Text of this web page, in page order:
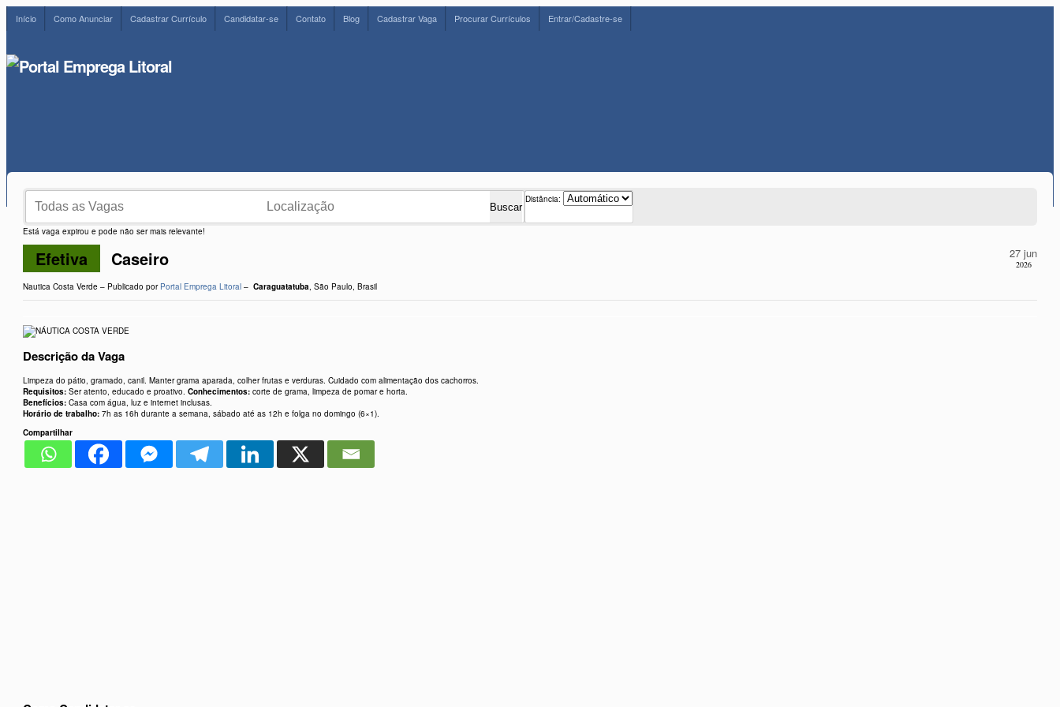
Início Como Anunciar Cadastrar Currículo Candidatar-se Contato Blog Entrar/Cadastre-se
Procurar Currículos
Cadastrar Vaga
Buscar
Distância:
Está vaga expirou e pode não ser mais relevante!
27 jun
2026
Efetiva Caseiro
Nautica Costa Verde – Publicado por Portal Emprega Litoral – Caraguatatuba São Paulo, Brasil
Descrição da Vaga
Limpeza do pátio, gramado, canil. Manter grama aparada, colher frutas e verduras. Cuidado com alimentação dos cachorros.
Requisitos: Ser atento, educado e proativo. Conhecimentos: corte de grama, limpeza de pomar e horta.
Benefícios: Casa com água, luz e internet inclusas.
Horário de trabalho: 7h as 16h durante a semana, sábado até as 12h e folga no domingo (6×1).
Compartilhar